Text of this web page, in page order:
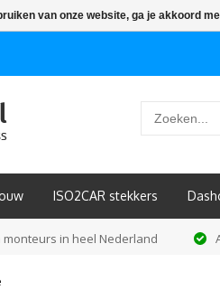
ISO2CAR stekkers
in heel Nederland
van onze website, ga je akkoord